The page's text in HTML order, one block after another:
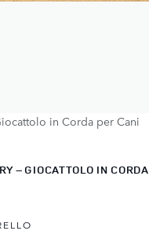
– GIOCATTOLO IN CORDA